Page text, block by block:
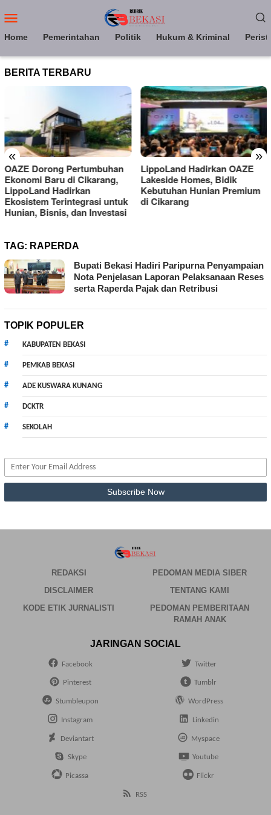
ke
Mobile
Home Pemerintahan Politik Hukum & Kriminal
BERITA TERBARU
« »
OAZE Dorong Pertumbuhan
Ekonomi Baru di Cikarang,
LippoLand Hadirkan
Ekosistem Terintegrasi untuk
Hunian, Bisnis, dan Investasi
LippoLand Hadirkan OAZE
Lakeside Homes, Bidik
Kebutuhan Hunian Premium
di Cikarang
TAG: RAPERDA
Bupati Bekasi Hadiri Paripurna Penyampaian
Nota Penjelasan Laporan Pelaksanaan Reses
serta Raperda Pajak dan Retribusi
TOPIK POPULER
KABUPATEN BEKASI
PEMKAB BEKASI
ADE KUSWARA KUNANG
DCKTR
SEKOLAH
REDAKSI
PEDOMAN MEDIA SIBER
DISCLAIMER
TENTANG KAMI
KODE ETIK JURNALISTI
PEDOMAN PEMBERITAAN
RAMAH ANAK
JARINGAN SOCIAL
Facebook Twitter
Pinterest Tumblr
Stumbleupon WordPress
Instagram Linkedin
Deviantart Myspace
Skype Youtube
Picassa Flickr
RSS